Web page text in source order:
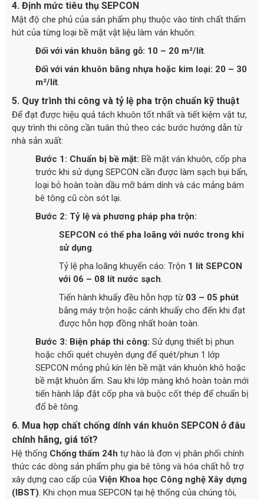
4. Định mức tiêu thụ SEPCON
Mật độ che phủ của sản phẩm phụ thuộc vào tính chất thấm
hút của từng loại bề mặt vật liệu làm ván khuôn:
Đối với ván khuôn bằng gỗ: 10 – 20 m²/lít
Đối với ván khuôn bằng nhựa hoặc kim loại: 20 – 30
m²/lít
5. Quy trình thi công và tỷ lệ pha trộn chuẩn kỹ thuật
Để đạt được hiệu quả tách khuôn tốt nhất và tiết kiệm vật tư,
quy trình thi công cần tuân thủ theo các bước hướng dẫn từ
nhà sản xuất:
Bước 1: Chuẩn bị bề mặt: Bề mặt ván khuôn, cốp pha
trước khi sử dụng SEPCON cần được làm sạch bụi bẩn,
loại bỏ hoàn toàn dầu mỡ bám dính và các mảng bám
bê tông cũ còn sót lại.
Bước 2: Tỷ lệ và phương pháp pha trộn:
SEPCON có thể pha loãng với nước trong khi
sử dụng
Tỷ lệ pha loãng khuyến cáo: Trộn 1 lít SEPCON
với 06 – 08 lít nước sạch
Tiến hành khuấy đều hỗn hợp từ 03 – 05 phút
bằng máy trộn hoặc cánh khuấy cho đến khi đạt
được hỗn hợp đồng nhất hoàn toàn.
Bước 3: Biện pháp thi công: Sử dụng thiết bị phun
hoặc chổi quét chuyên dụng để quét/phun 1 lớp
SEPCON mỏng phủ kín lên bề mặt ván khuôn khô hoặc
bề mặt khuôn ẩm. Sau khi lớp màng khô hoàn toàn mới
tiến hành lắp đặt cốp pha và buộc cốt thép để chuẩn bị
đổ bê tông.
6. Mua hợp chất chống dính ván khuôn SEPCON ở đâu
chính hãng, giá tốt?
Hệ thống Chống thấm 24h tự hào là đơn vị phân phối chính
thức các dòng sản phẩm phụ gia bê tông và hóa chất hỗ trợ
xây dựng cao cấp của Viện Khoa học Công nghệ Xây dựng
(IBST) . Khi chọn mua SEPCON tại hệ thống của chúng tôi,